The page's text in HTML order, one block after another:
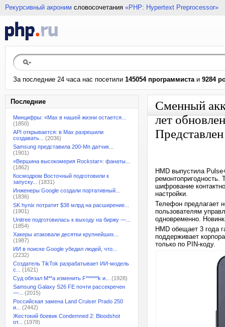
Рекурсивный акроним словосочетания «PHP: Hypertext Preprocessor»
За последние 24 часа нас посетили 145054 программистаи 9284
Последние
Минцифры: «Max в нашей жизни остается...
(1850)
API открывается: в Max разрешили
создавать...
(2036)
Samsung представила 200-Мп датчик...
(1901)
«Вершина высокомерия Rockstar»: фанаты...
(1862)
Космодром Восточный подготовили к
запуску...
(1831)
Инженеры Google создали портативный...
(1836)
SK hynix потратит $38 млрд на расширение...
(1901)
Unitree подготовилась к выходу на биржу —...
(1854)
Хакеры атаковали десятки крупнейших...
(1987)
ИИ в поиске Google убедил людей, что...
(2232)
Создатель TikTok разрабатывает ИИ-модель
с...
(1621)
Суд обязал M**a изменить F******k и...
(1928)
Samsung Galaxy S26 FE почти рассекречен
—...
(2015)
Российская замена Land Cruiser Prado 250
и...
(2442)
Жестокий боевик Condemned 2: Bloodshot
от...
(1978)
Сменный
лет
HMD выпустила
ремонтопригодность.
шифрование
настройки.
Телефон предлагает
пользователям
одновременно.
HMD обещает 3 года
поддерживает
только по PIN-коду.